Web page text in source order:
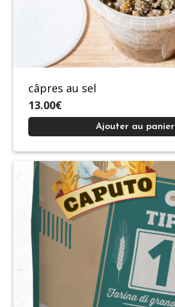
câpres au sel
13.00€
Ajouter au panier